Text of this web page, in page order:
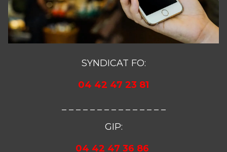
SYNDICAT FO:
04 42 47 23 81
GIP:
04 42 47 36 86